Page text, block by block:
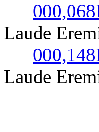
Laude
Laude
-